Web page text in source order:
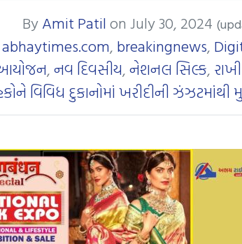
ByAmit Patilon July 30, 2024
abhaytimes.com, breakingnews,
,નવ દિવસીય,નેશનલ સિલ્ક,
વિવિધ દુકાનોમાં ખરીદીની